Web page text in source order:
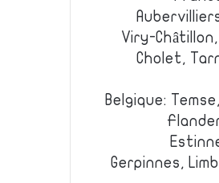
Viry-
Cholet,
Belgique:
Gerpinnes,